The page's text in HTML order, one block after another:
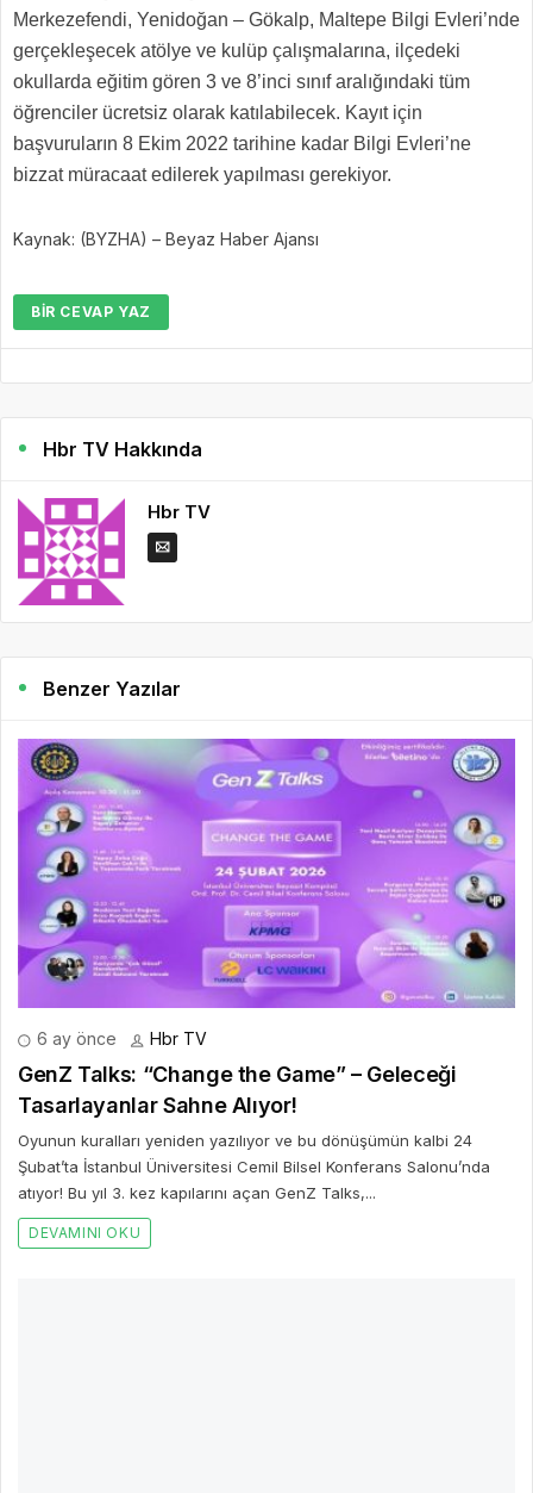
Merkezefendi, Yenidoğan – Gökalp, Maltepe Bilgi Evleri’nde
gerçekleşecek atölye ve kulüp çalışmalarına, ilçedeki
okullarda eğitim gören 3 ve 8’inci sınıf aralığındaki tüm
öğrenciler ücretsiz olarak katılabilecek. Kayıt için
başvuruların 8 Ekim 2022 tarihine kadar Bilgi Evleri’ne
bizzat müracaat edilerek yapılması gerekiyor.
Kaynak: (BYZHA) – Beyaz Haber Ajansı
BIR CEVAP YAZ
Hbr TV Hakkında
Hbr TV
Benzer Yazılar
6 ay önce Hbr TV
GenZ Talks: “Change the Game” – Geleceği
Tasarlayanlar Sahne Alıyor!
Oyunun kuralları yeniden yazılıyor ve bu dönüşümün kalbi 24
Şubat’ta İstanbul Üniversitesi Cemil Bilsel Konferans Salonu’nda
atıyor! Bu yıl 3. kez kapılarını açan GenZ Talks,...
DEVAMINI OKU